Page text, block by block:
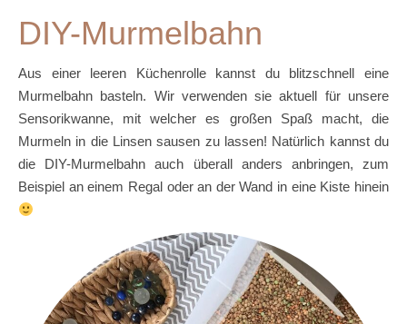
DIY-Murmelbahn
Aus einer leeren Küchenrolle kannst du blitzschnell eine
Murmelbahn basteln. Wir verwenden sie aktuell für unsere
Sensorikwanne, mit welcher es großen Spaß macht, die
Murmeln in die Linsen sausen zu lassen! Natürlich kannst du
die DIY-Murmelbahn auch überall anders anbringen, zum
Beispiel an einem Regal oder an der Wand in eine Kiste hinein